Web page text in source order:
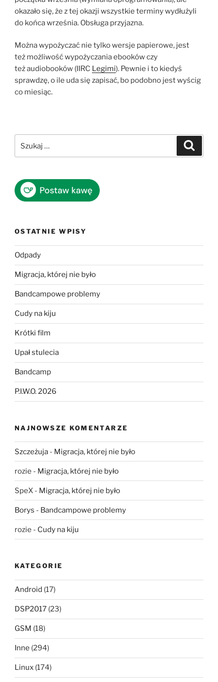
okazało się, że z tej okazji wszystkie terminy wydłużyli
do końca września. Obsługa przyjazna.
Można wypożyczać nie tylko wersje papierowe, jest
też możliwość wypożyczania ebooków czy
też audiobooków (IIRC Legimi). Pewnie i to kiedyś
sprawdzę, o ile uda się zapisać, bo podobno jest wyścig
co miesiąc.
OSTATNIE WPISY
Odpady
Migracja, której nie było
Bandcampowe problemy
Cudy na kiju
Krótki film
Upał stulecia
Bandcamp
P.I.W.O. 2026
NAJNOWSZE KOMENTARZE
Szczeżuja - Migracja, której nie było
rozie - Migracja, której nie było
SpeX - Migracja, której nie było
Borys - Bandcampowe problemy
rozie - Cudy na kiju
KATEGORIE
Android (17)
DSP2017 (23)
GSM (18)
Inne (294)
Linux (174)